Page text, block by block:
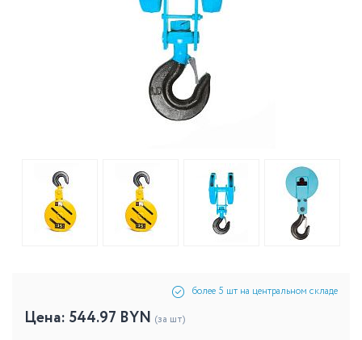
более 5 шт на центральном складе
Цена: 544.97 BYN (за шт)